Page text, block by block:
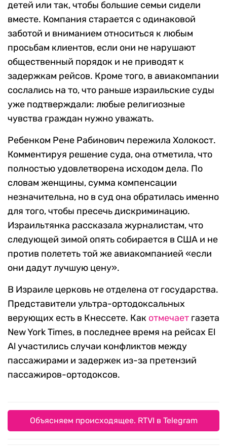
детей или так, чтобы большие семьи сидели
вместе. Компания старается с одинаковой
заботой и вниманием относиться к любым
просьбам клиентов, если они не нарушают
общественный порядок и не приводят к
задержкам рейсов. Кроме того, в авиакомпании
сослались на то, что раньше израильские суды
уже подтверждали: любые религиозные
чувства граждан нужно уважать.
Ребенком Рене Рабинович пережила Холокост.
Комментируя решение суда, она отметила, что
полностью удовлетворена исходом дела. По
словам женщины, сумма компенсации
незначительна, но в суд она обратилась именно
для того, чтобы пресечь дискриминацию.
Израильтянка рассказала журналистам, что
следующей зимой опять собирается в США и не
против полететь той же авиакомпанией «если
они дадут лучшую цену».
В Израиле церковь не отделена от государства.
Представители ультра-ортодоксальных
верующих есть в Кнессете. Как отмечает газета
New York Times, в последнее время на рейсах El
Al участились случаи конфликтов между
пассажирами и задержек из-за претензий
пассажиров-ортодоксов.
Объясняем происходящее. RTVI в Telegram